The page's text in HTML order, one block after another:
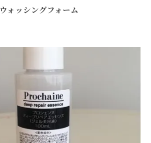
ウォッシングフォーム